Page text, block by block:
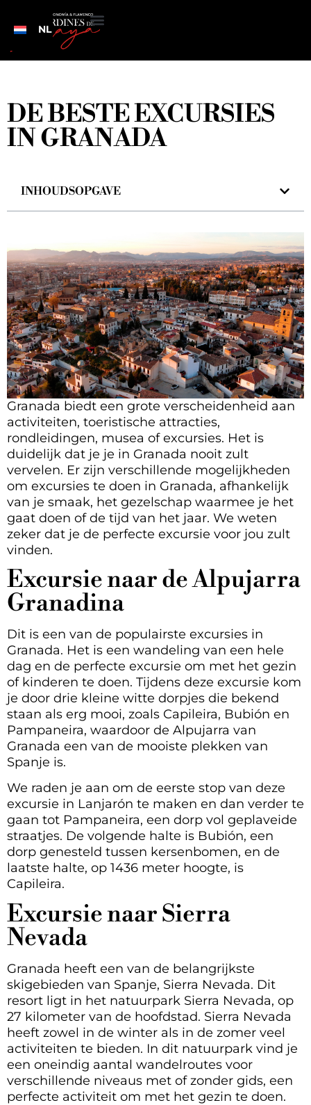
NL
DE BESTE EXCURSIES
IN GRANADA
INHOUDSOPGAVE
Granada biedt een grote verscheidenheid aan
activiteiten, toeristische attracties,
rondleidingen, musea of excursies. Het is
duidelijk dat je je in Granada nooit zult
vervelen. Er zijn verschillende mogelijkheden
om excursies te doen in Granada, afhankelijk
van je smaak, het gezelschap waarmee je het
gaat doen of de tijd van het jaar. We weten
zeker dat je de perfecte excursie voor jou zult
vinden.
Excursie naar de Alpujarra
Granadina
Dit is een van de populairste excursies in
Granada. Het is een wandeling van een hele
dag en de perfecte excursie om met het gezin
of kinderen te doen. Tijdens deze excursie kom
je door drie kleine witte dorpjes die bekend
staan als erg mooi, zoals Capileira, Bubión en
Pampaneira, waardoor de Alpujarra van
Granada een van de mooiste plekken van
Spanje is.
We raden je aan om de eerste stop van deze
excursie in Lanjarón te maken en dan verder te
gaan tot Pampaneira, een dorp vol geplaveide
straatjes. De volgende halte is Bubión, een
dorp genesteld tussen kersenbomen, en de
laatste halte, op 1436 meter hoogte, is
Capileira.
Excursie naar Sierra
Nevada
Granada heeft een van de belangrijkste
skigebieden van Spanje, Sierra Nevada. Dit
resort ligt in het natuurpark Sierra Nevada, op
27 kilometer van de hoofdstad. Sierra Nevada
heeft zowel in de winter als in de zomer veel
activiteiten te bieden. In dit natuurpark vind je
een oneindig aantal wandelroutes voor
verschillende niveaus met of zonder gids, een
perfecte activiteit om met het gezin te doen.